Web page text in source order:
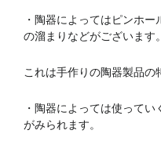
・陶器によってはピンホ
の溜まりなどがございます。
これは手作りの陶器製品の
・陶器によっては使って
がみられます。